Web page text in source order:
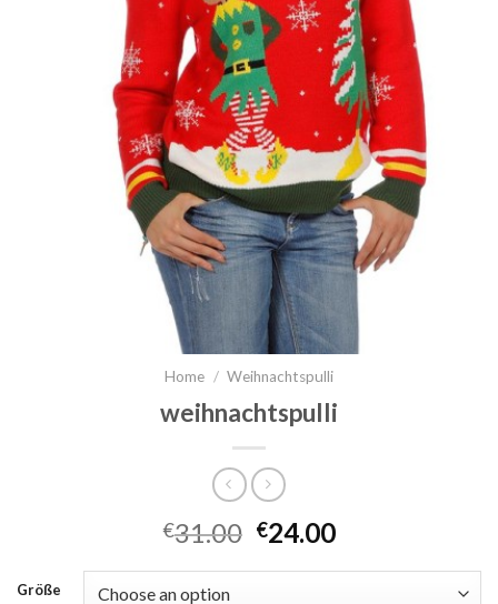
Home / Weihnachtspulli
weihnachtspulli
€31.00 €24.00
Größe